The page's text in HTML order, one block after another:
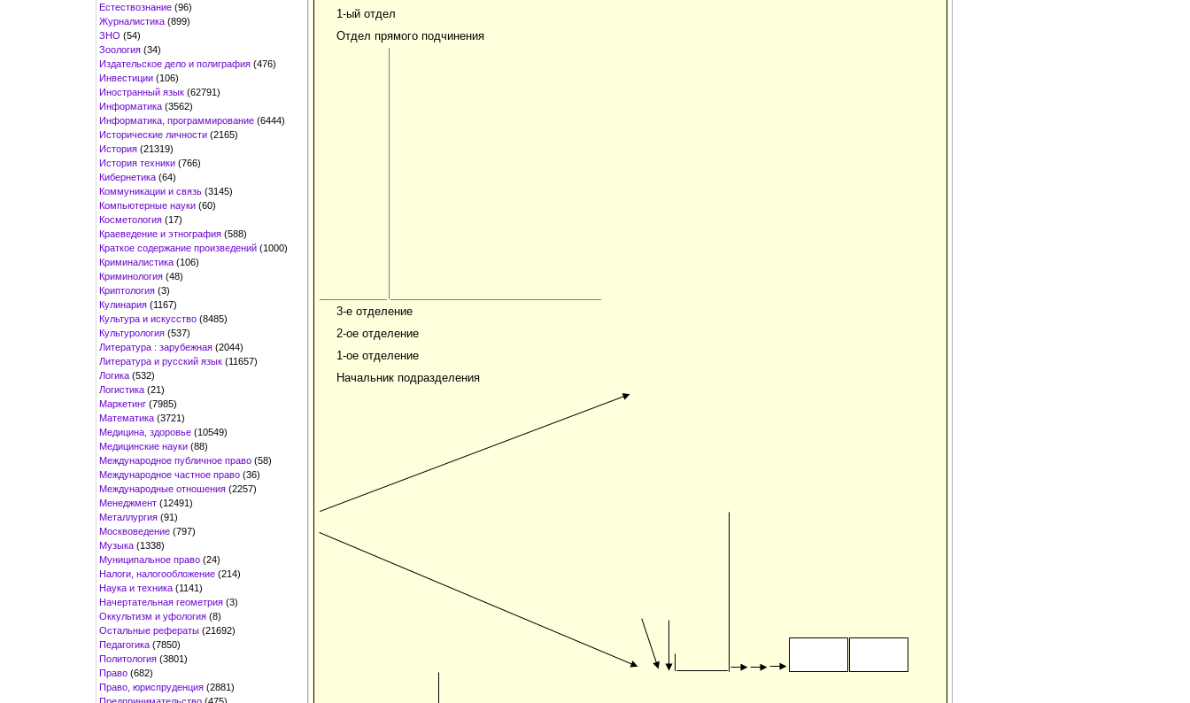
Естествознание (96)
Журналистика (899)
ЗНО (54)
Зоология (34)
Издательское дело и полиграфия (476)
Инвестиции (106)
Иностранный язык (62791)
Информатика (3562)
Информатика, программирование (6444)
Исторические личности (2165)
История (21319)
История техники (766)
Кибернетика (64)
Коммуникации и связь (3145)
Компьютерные науки (60)
Косметология (17)
Краеведение и этнография (588)
Краткое содержание произведений (1000)
Криминалистика (106)
Криминология (48)
Криптология (3)
Кулинария (1167)
Культура и искусство (8485)
Культурология (537)
Литература : зарубежная (2044)
Литература и русский язык (11657)
Логика (532)
Логистика (21)
Маркетинг (7985)
Математика (3721)
Медицина, здоровье (10549)
Медицинские науки (88)
Международное публичное право (58)
Международное частное право (36)
Международные отношения (2257)
Менеджмент (12491)
Металлургия (91)
Москвоведение (797)
Музыка (1338)
Муниципальное право (24)
Налоги, налогообложение (214)
Наука и техника (1141)
Начертательная геометрия (3)
Оккультизм и уфология (8)
Остальные рефераты (21692)
Педагогика (7850)
Политология (3801)
Право (682)
Право, юриспруденция (2881)
Предпринимательство (475)
1-ый отдел
Отдел прямого подчинения
3-е отделение
2-ое отделение
1-ое отделение
Начальник подразделения